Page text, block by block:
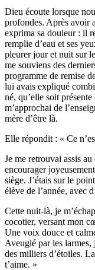
Dieu écoute lorsque
profondes. Après avoir
exprima sa douleur : il
remplie d’eau et ses
pleurer jour et nuit sur
me souviens des
programme de remise
lui avais expliqué
né, qu’elle soit
m’approchai de
mère d’être là.
Elle répondit : « Ce
Je me retrouvai assis
encourager
siège. J’étais sur le
élève de l’année, avec
Cette nuit-là, je
cocotier, versant mon
Une voix douce et
Aveuglé par les larmes,
des milliers d’étoiles.
t’aime. »